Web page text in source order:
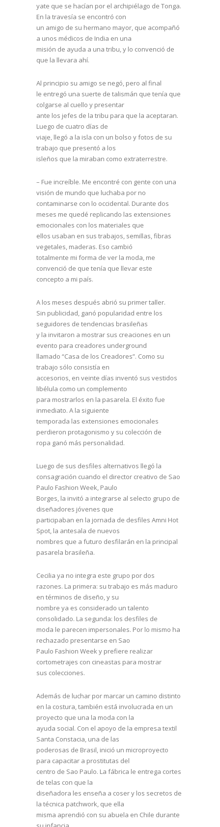
yate que se hacían por el archipiélago de Tonga.
En la travesía se encontró con
un amigo de su hermano mayor, que acompañó
a unos médicos de India en una
misión de ayuda a una tribu, y lo convenció de
que la llevara ahí.
Al principio su amigo se negó, pero al final
le entregó una suerte de talismán que tenía que
colgarse al cuello y presentar
ante los jefes de la tribu para que la aceptaran.
Luego de cuatro días de
viaje, llegó a la isla con un bolso y fotos de su
trabajo que presentó a los
isleños que la miraban como extraterrestre.
– Fue increíble. Me encontré con gente con una
visión de mundo que luchaba por no
contaminarse con lo occidental. Durante dos
meses me quedé replicando las extensiones
emocionales con los materiales que
ellos usaban en sus trabajos, semillas, fibras
vegetales, maderas. Eso cambió
totalmente mi forma de ver la moda, me
convenció de que tenía que llevar este
concepto a mi país.
A los meses después abrió su primer taller.
Sin publicidad, ganó popularidad entre los
seguidores de tendencias brasileñas
y la invitaron a mostrar sus creaciones en un
evento para creadores underground
llamado “Casa de los Creadores”. Como su
trabajo sólo consistía en
accesorios, en veinte días inventó sus vestidos
libélula como un complemento
para mostrarlos en la pasarela. El éxito fue
inmediato. A la siguiente
temporada las extensiones emocionales
perdieron protagonismo y su colección de
ropa ganó más personalidad.
Luego de sus desfiles alternativos llegó la
consagración cuando el director creativo de Sao
Paulo Fashion Week, Paulo
Borges, la invitó a integrarse al selecto grupo de
diseñadores jóvenes que
participaban en la jornada de desfiles Amni Hot
Spot, la antesala de nuevos
nombres que a futuro desfilarán en la principal
pasarela brasileña.
Cecilia ya no integra este grupo por dos
razones. La primera: su trabajo es más maduro
en términos de diseño, y su
nombre ya es considerado un talento
consolidado. La segunda: los desfiles de
moda le parecen impersonales. Por lo mismo ha
rechazado presentarse en Sao
Paulo Fashion Week y prefiere realizar
cortometrajes con cineastas para mostrar
sus colecciones.
Además de luchar por marcar un camino distinto
en la costura, también está involucrada en un
proyecto que una la moda con la
ayuda social. Con el apoyo de la empresa textil
Santa Constacia, una de las
poderosas de Brasil, inició un microproyecto
para capacitar a prostitutas del
centro de Sao Paulo. La fábrica le entrega cortes
de telas con que la
diseñadora les enseña a coser y los secretos de
la técnica patchwork, que ella
misma aprendió con su abuela en Chile durante